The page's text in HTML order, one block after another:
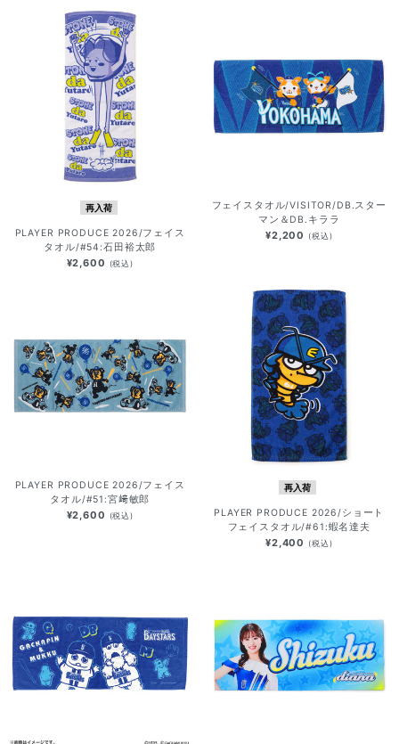
再入荷
PLAYER PRODUCE 2026/フェイス
タオル/#54:石田裕太郎
¥2,600 (税込)
フェイスタオル/VISITOR/DB.スター
マン＆DB.キララ
¥2,200 (税込)
PLAYER PRODUCE 2026/フェイス
タオル/#51:宮﨑敏郎
¥2,600 (税込)
再入荷
PLAYER PRODUCE 2026/ショート
フェイスタオル/#61:蝦名達夫
¥2,400 (税込)